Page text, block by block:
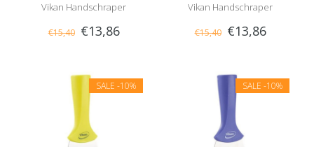
Vikan Handschraper
Schroefdraad Breed Rood
€15,40 €13,86
Vikan Handschraper
Schroefdraad Breed Wit
€15,40 €13,86
SALE -10% SALE -10%